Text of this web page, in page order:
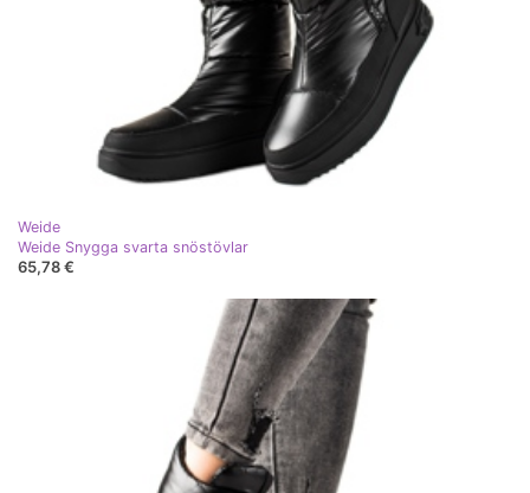
Weide
Weide Snygga svarta snöstövlar
65,78 €